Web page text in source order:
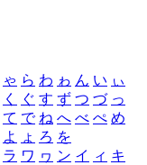
ゃ ら わ ゎ ん い ぃ
く ぐ す ず つ づ っ
て で ね へ べ ぺ め
よ ょ ろ を
ラ ワ ヮ ン イ ィ キ